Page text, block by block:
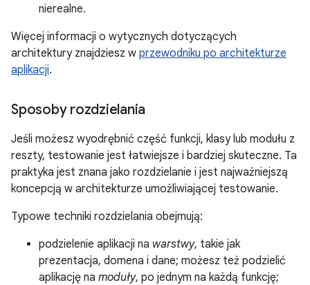
nierealne.
Więcej informacji o wytycznych dotyczących
architektury znajdziesz w przewodniku po architekturze
aplikacji.
Sposoby rozdzielania
Jeśli możesz wyodrębnić część funkcji, klasy lub modułu z
reszty, testowanie jest łatwiejsze i bardziej skuteczne. Ta
praktyka jest znana jako rozdzielanie i jest najważniejszą
koncepcją w architekturze umożliwiającej testowanie.
Typowe techniki rozdzielania obejmują:
podzielenie aplikacji na warstwy, takie jak
prezentacja, domena i dane; możesz też podzielić
aplikację na moduły, po jednym na każdą funkcję;